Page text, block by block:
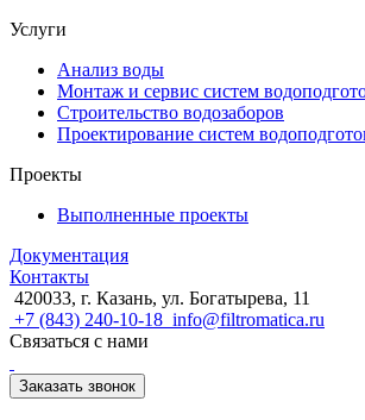
Услуги
Анализ воды
Монтаж и сервис систем
Строительство водозаборов
Проектирование систем
Проекты
Выполненные проекты
Документация
Контакты
420033, г. Казань, ул. Богатырева, 11
+7 (843) 240-10-18 info@filtromatica.ru
Связаться с нами
Заказать звонок